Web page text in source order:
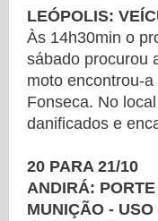
LEÓPOLIS:
Às 14h30min o
sábado procurou
moto encontrou-
Fonseca. No
danificados e
20 PARA 21/10
ANDIRÁ:
MUNIÇÃO -